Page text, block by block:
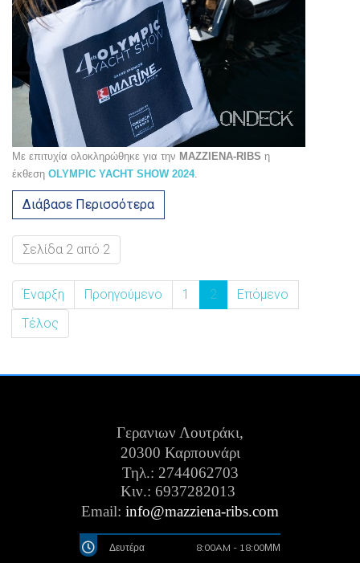
Με επιτυχία ολοκληρώθηκε για την MAZZIENA-RIBS η
έκθεση OLYMPIC YACHT SHOW 2024.
Διάβασε Περισσότερα
Σελίδα 2 από 2
Έναρξη Προηγούμενο 1 2
Επόμενο
Τέλος
Γερανιων Λουτράκι,
20300 Καρπουνάρι
Τηλ.: 2744062703
Κιν.: 6937282013
Email: info@mazziena-ribs.com
Δευτέρα 8:00AM - 18:00ΜΜ